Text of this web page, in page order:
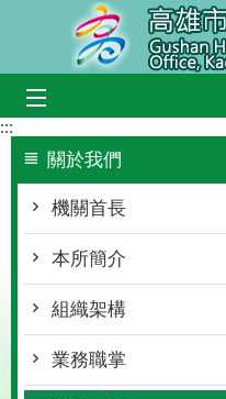
跳到主要內容區塊
:::
關於我們
機關首長
本所簡介
組織架構
業務職掌